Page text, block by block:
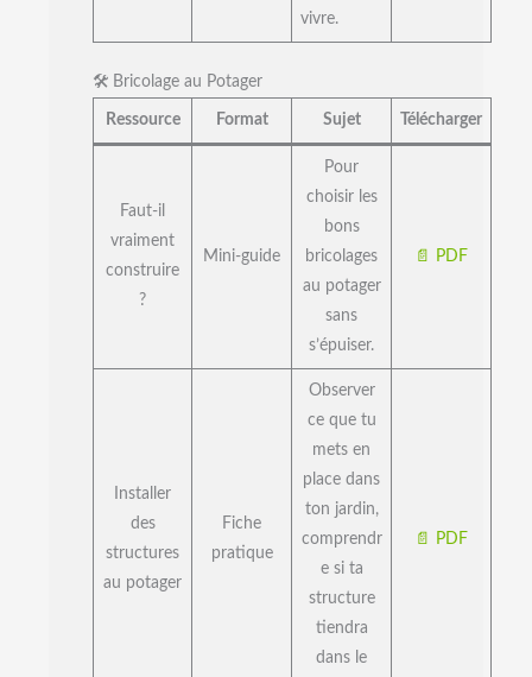
vivre.
🛠️ Bricolage au Potager
Ressource Format Sujet Télécharger
Faut-il
vraiment
construire
?
Mini-guide
Pour
choisir les
bons
bricolages
au potager
sans
s’épuiser.
📄 PDF
Installer
des
structures
au potager
Fiche
pratique
Observer
ce que tu
mets en
place dans
ton jardin,
comprendr
e si ta
structure
tiendra
dans le
📄 PDF